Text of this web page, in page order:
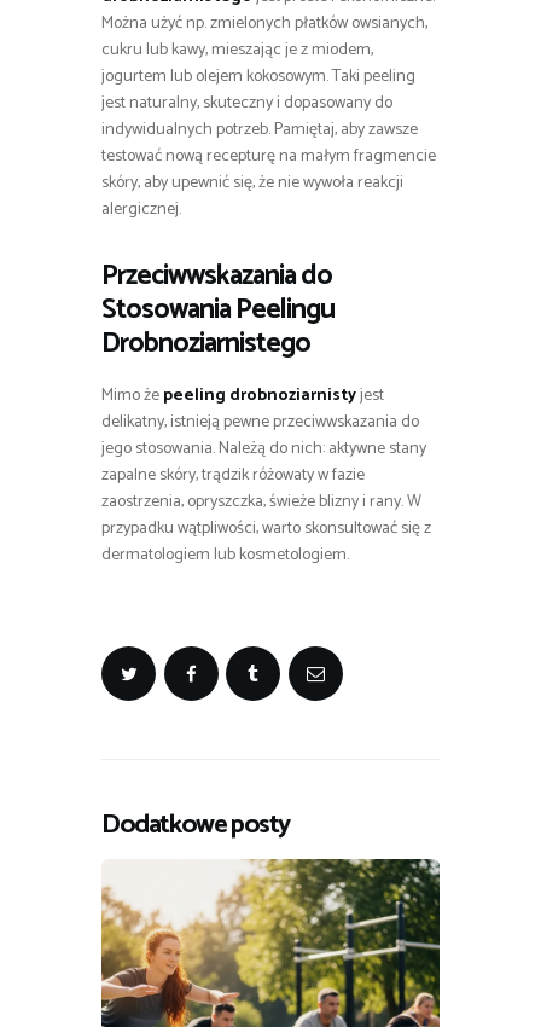
Można użyć np. zmielonych płatków owsianych,
cukru lub kawy, mieszając je z miodem,
jogurtem lub olejem kokosowym. Taki peeling
jest naturalny, skuteczny i dopasowany do
indywidualnych potrzeb. Pamiętaj, aby zawsze
testować nową recepturę na małym fragmencie
skóry, aby upewnić się, że nie wywoła reakcji
alergicznej.
Przeciwwskazania do
Stosowania Peelingu
Drobnoziarnistego
Mimo żepeeling drobnoziarnistyjest
delikatny, istnieją pewne przeciwwskazania do
jego stosowania. Należą do nich: aktywne stany
zapalne skóry, trądzik różowaty w fazie
zaostrzenia, opryszczka, świeże blizny i rany. W
przypadku wątpliwości, warto skonsultować się z
dermatologiem lub kosmetologiem.
Dodatkowe posty